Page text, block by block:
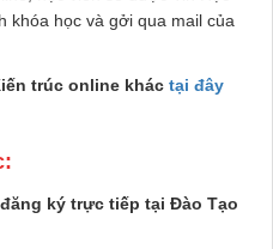
khóa học và gởi qua mail của
trúc online khác tại đây
ký trực tiếp tại Đào Tạo